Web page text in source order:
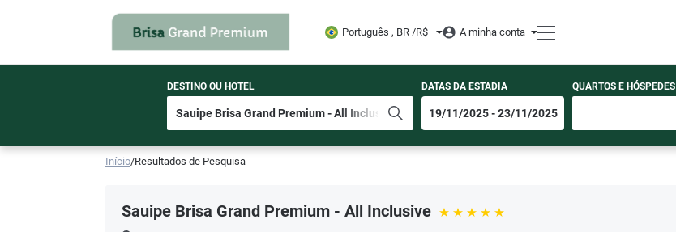
Português , BR /R$ A minha conta
DESTINO OU HOTEL DATAS DA ESTADIA QUARTOS E HÓSPEDES
Início/Resultados de Pesquisa
Sauipe Brisa Grand Premium - All Inclusive